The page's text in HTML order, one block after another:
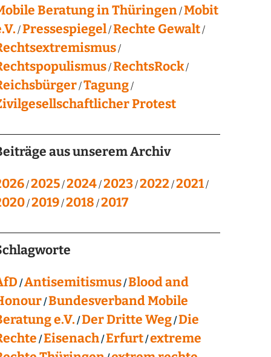
Beratung in Thüringen Mobit
Pressespiegel Rechte Gewalt
RechtsRock
Tagung
Protest
aus unserem Archiv
2025 2024 2023 2022 2021
2019 2018 2017
Antisemitismus Blood and
Bundesverband Mobile
e.V. Der Dritte Weg Die
Eisenach Erfurt extreme